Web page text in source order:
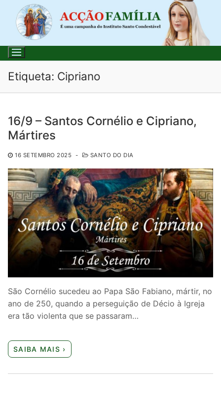
para
conteúdo
por:
Loja
Blog
Santo do Dia
Quem somos nós
Etiqueta: Cipriano
16/9 – Santos Cornélio e Cipriano,
Mártires
16 SETEMBRO 2025 - SANTO DO DIA
São Cornélio sucedeu ao Papa São Fabiano, mártir, no
ano de 250, quando a perseguição de Décio à Igreja
era tão violenta que se passaram…
SAIBA MAIS ›